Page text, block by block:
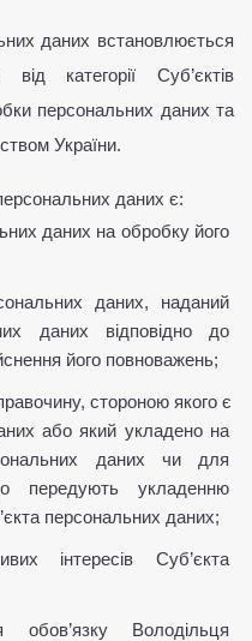
даних встановлюється
категорії Суб’єктів
персональних даних та
України.
даних є:
даних на обробку його
даних, наданий
даних відповідно до
його повноважень;
стороною якого є
або який укладено на
даних чи для
передують укладенню
персональних даних;
інтересів Суб’єкта
обов’язку Володільця